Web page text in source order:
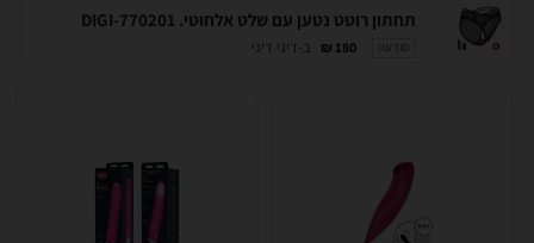
תחתון רוטט נטען עם שלט אלחוטי. DIGI-770201
מודעה 180 ₪ ב-דיגי דיגי